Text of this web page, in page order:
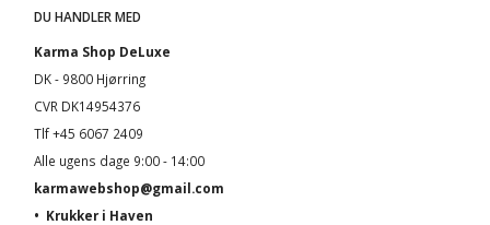
DU HANDLER MED
Karma Shop DeLuxe
DK - 9800 Hjørring
CVR DK14954376
Tlf +45 6067 2409
Alle ugens dage 9:00 - 14:00
karmawebshop@gmail.com
• Krukker i Haven